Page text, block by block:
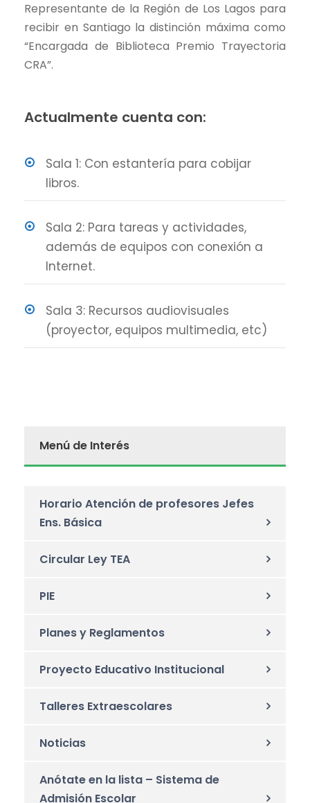
Representante de la Región de Los Lagos para
recibir en Santiago la distinción máxima como
“Encargada de Biblioteca Premio Trayectoria
CRA”.
Actualmente cuenta con:
Sala 1: Con estantería para cobijar
libros.
Sala 2: Para tareas y actividades,
además de equipos con conexión a
Internet.
Sala 3: Recursos audiovisuales
(proyector, equipos multimedia, etc)
Menú de Interés
Horario Atención de profesores Jefes
Ens. Básica
Circular Ley TEA
PIE
Planes y Reglamentos
Proyecto Educativo Institucional
Talleres Extraescolares
Noticias
Anótate en la lista – Sistema de
Admisión Escolar